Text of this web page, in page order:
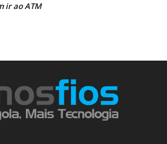
ir ao ATM